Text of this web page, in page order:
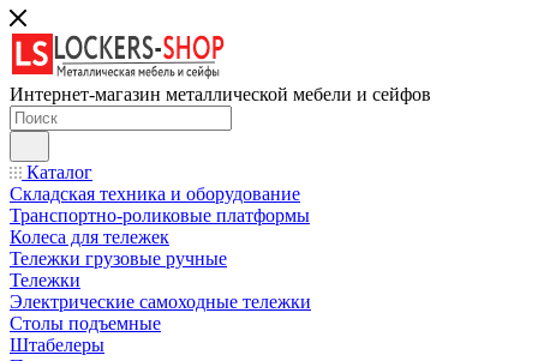
Интернет-магазин металлической мебели и сейфов
Каталог
Складская техника и оборудование
Транспортно-роликовые платформы
Колеса для тележек
Тележки грузовые ручные
Тележки
Электрические самоходные тележки
Столы подъемные
Штабелеры